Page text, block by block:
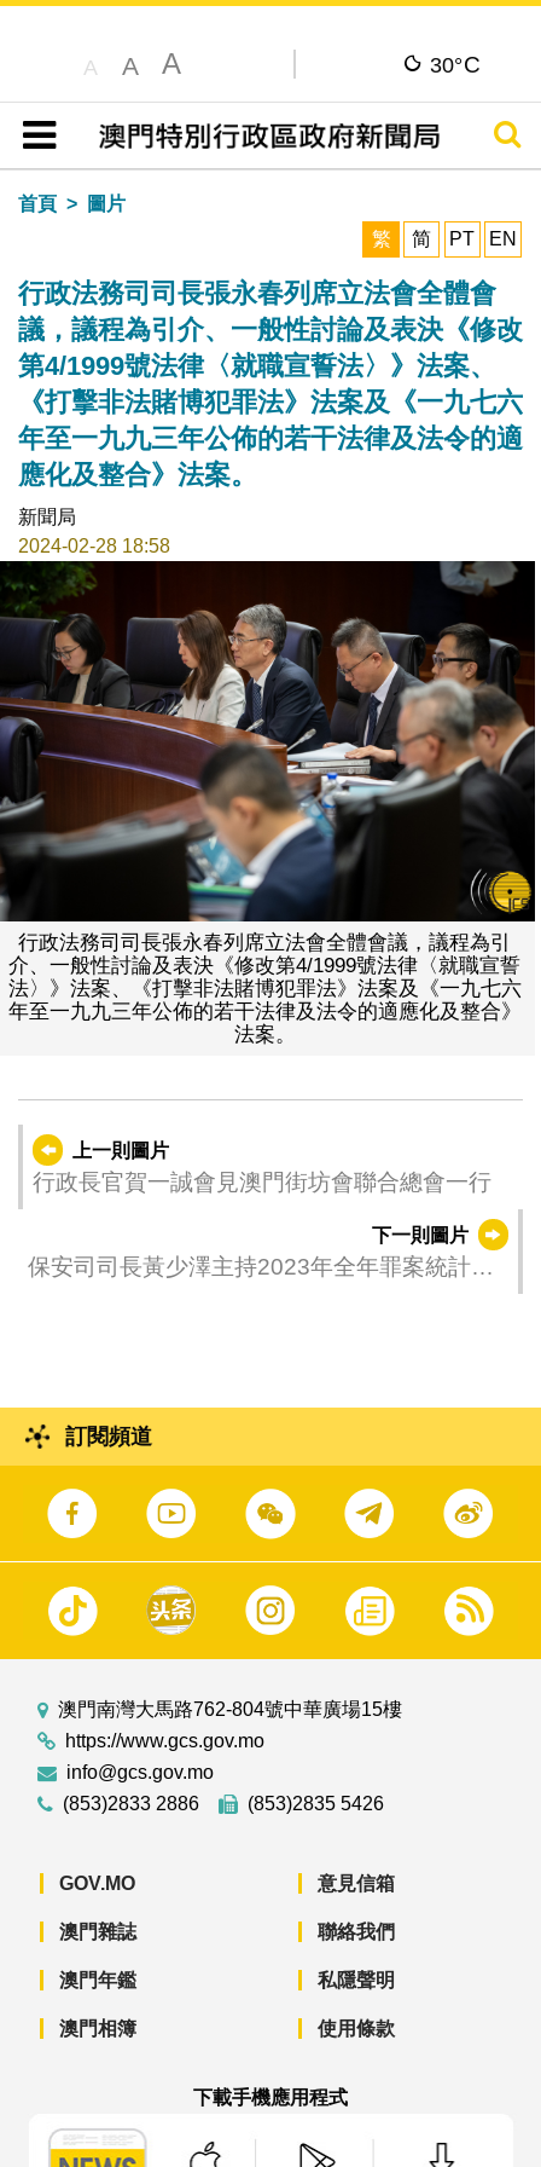
A A A 30°C
目錄
搜尋
首頁
圖片
繁
简 PT EN
行政法務司司長張永春列席立法會全體會
議，議程為引介、一般性討論及表決《修改
第4/1999號法律〈就職宣誓法〉》法案、
《打擊非法賭博犯罪法》法案及《一九七六
年至一九九三年公佈的若干法律及法令的適
應化及整合》法案。
新聞局
2024-02-28 18:58
行政法務司司長張永春列席立法會全體會議，議程為引
介、一般性討論及表決《修改第4/1999號法律〈就職宣誓
法〉》法案、《打擊非法賭博犯罪法》法案及《一九七六
年至一九九三年公佈的若干法律及法令的適應化及整合》
法案。
上一則圖片
行政長官賀一誠會見澳門街坊會聯合總會一行
下一則圖片
保安司司長黃少澤主持2023年全年罪案統計及
訂閱頻道
澳門南灣大馬路762-804號中華廣場15樓
https://www.gcs.gov.mo
info@gcs.gov.mo
(853)2833 2886
(853)2835 5426
GOV.MO
澳門雜誌
澳門年鑑
澳門相簿
意見信箱
聯絡我們
私隱聲明
使用條款
下載手機應用程式